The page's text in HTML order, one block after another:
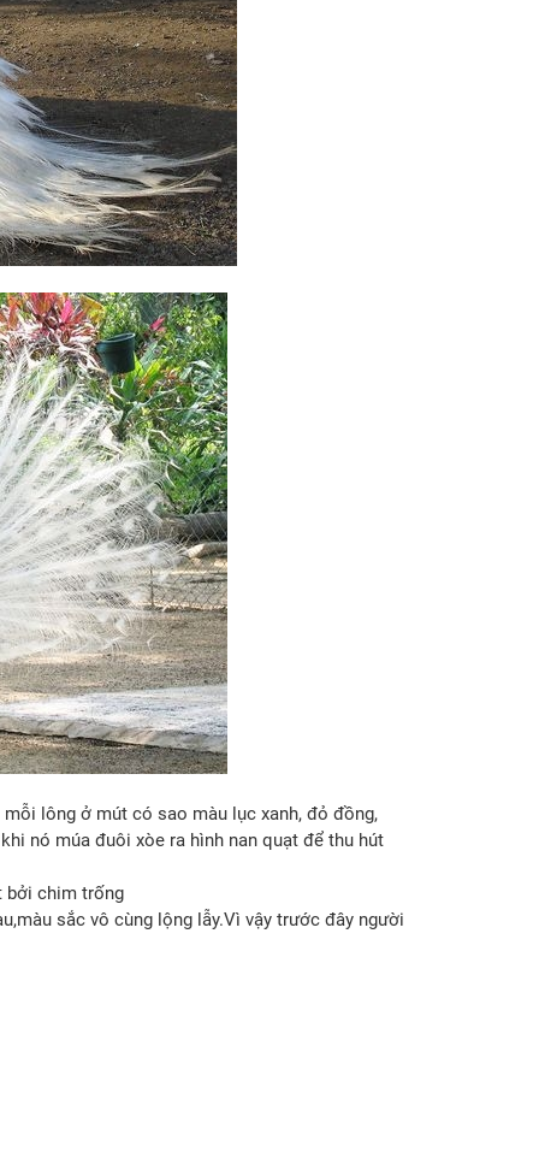
lông ở mút có sao màu lục xanh, đỏ đồng,
nó múa đuôi xòe ra hình nan quạt để thu hút
bởi chim trống
sắc vô cùng lộng lẫy.Vì vậy trước đây người